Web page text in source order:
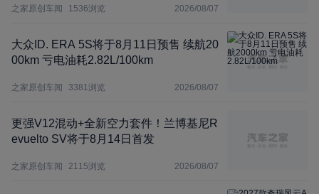
之家原创车闻 1536浏览 2026/08/07
大众ID. ERA 5S将于8月11日预售 续航20
00km 亏电油耗2.82L/100km
之家原创车闻 3381浏览 2026/08/07
更强V12混动+全新空力套件！兰博基尼R
evuelto SV将于8月14日首发
之家原创车闻 2115浏览 2026/08/07